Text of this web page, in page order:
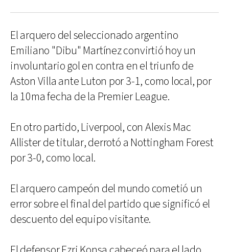
El arquero del seleccionado argentino
Emiliano "Dibu" Martínez convirtió hoy un
involuntario gol en contra en el triunfo de
Aston Villa ante Luton por 3-1, como local, por
la 10ma fecha de la Premier League.
En otro partido, Liverpool, con Alexis Mac
Allister de titular, derrotó a Nottingham Forest
por 3-0, como local.
El arquero campeón del mundo cometió un
error sobre el final del partido que significó el
descuento del equipo visitante.